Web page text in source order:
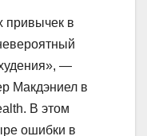
привычек в
—
Макдэниел в
В этом
ошибки в